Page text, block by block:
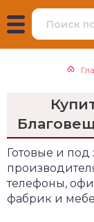
Готовые и под
телефоны,
фабрик и